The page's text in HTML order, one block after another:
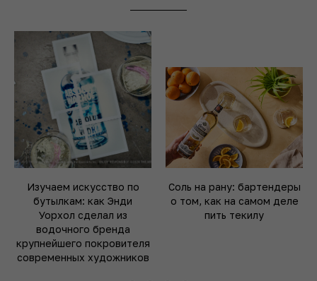
Изучаем искусство по
бутылкам: как Энди
Уорхол сделал из
водочного бренда
крупнейшего покровителя
современных художников
Соль на рану: бартендеры
о том, как на самом деле
пить текилу